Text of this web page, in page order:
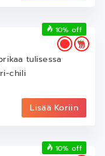
tulisessa
chili
Lisää Koriin
10% off
10% off